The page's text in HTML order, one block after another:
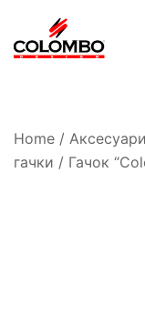
Home /
гачки / Гачок